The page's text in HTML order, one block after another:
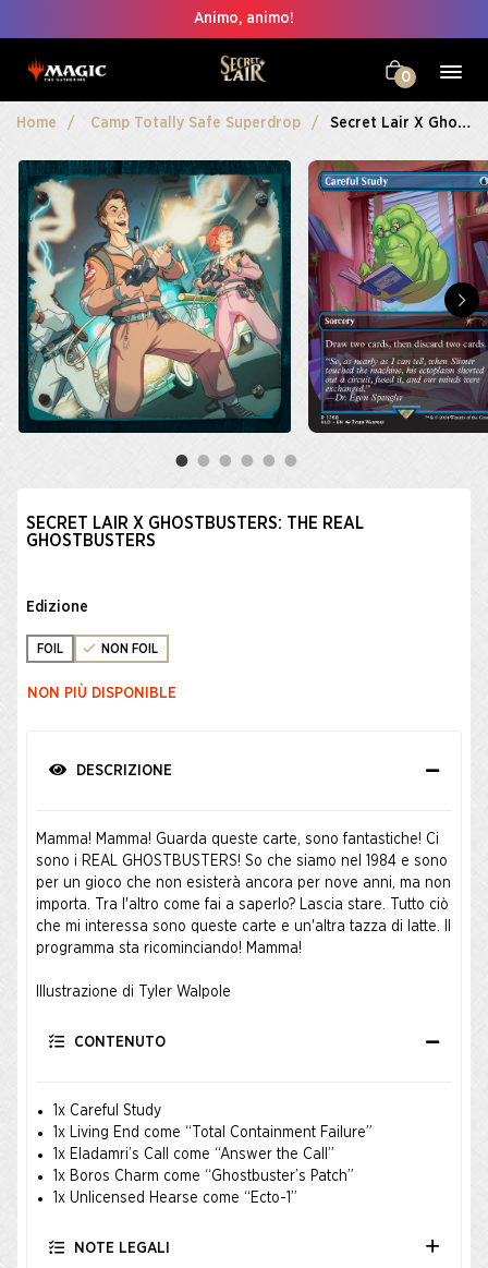
Animo, animo!
0
Home Camp Totally Safe Superdrop Secret Lair X Ghostbusters: The Real Ghostbusters
SECRET LAIR X GHOSTBUSTERS: THE REAL
GHOSTBUSTERS
Edizione
FOIL NON FOIL
NON PIÙ DISPONIBLE
DESCRIZIONE
Mamma! Mamma! Guarda queste carte, sono fantastiche! Ci
sono i REAL GHOSTBUSTERS! So che siamo nel 1984 e sono
per un gioco che non esisterà ancora per nove anni, ma non
importa. Tra l'altro come fai a saperlo? Lascia stare. Tutto ciò
che mi interessa sono queste carte e un'altra tazza di latte. Il
programma sta ricominciando! Mamma!
Illustrazione di Tyler Walpole
CONTENUTO
1x Careful Study
1x Living End come “Total Containment Failure”
1x Eladamri’s Call come “Answer the Call”
1x Boros Charm come “Ghostbuster’s Patch”
1x Unlicensed Hearse come “Ecto-1”
NOTE LEGALI